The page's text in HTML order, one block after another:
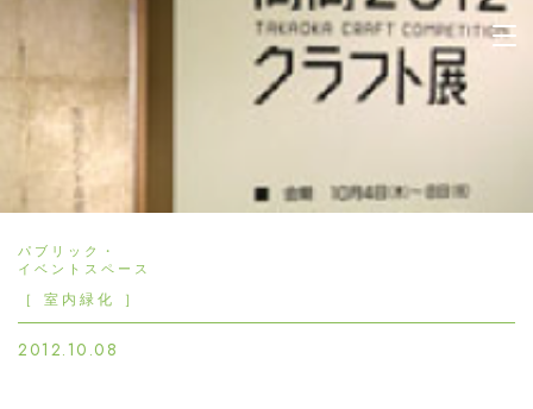
晴香園 | 緑と花の企画設計
施工管理 観葉植物のレンタ
ル 販売 園芸 造園
パブリック・
イベントスペース
［ 室内緑化 ］
2012.10.08